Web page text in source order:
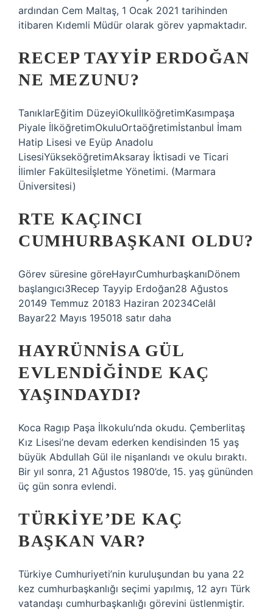
ardından Cem Maltaş, 1 Ocak 2021 tarihinden
itibaren Kıdemli Müdür olarak görev yapmaktadır.
RECEP TAYYIP ERDOĞAN
NE MEZUNU?
TanıklarEğitim DüzeyiOkulİlköğretimKasımpaşa
Piyale İlköğretimOkuluOrtaöğretimİstanbul İmam
Hatip Lisesi ve Eyüp Anadolu
LisesiYükseköğretimAksaray İktisadi ve Ticari
İlimler Fakültesiİşletme Yönetimi. (Marmara
Üniversitesi)
RTE KAÇINCI
CUMHURBAŞKANI OLDU?
Görev süresine göreHayırCumhurbaşkanıDönem
başlangıcı3Recep Tayyip Erdoğan28 Ağustos
20149 Temmuz 20183 Haziran 20234Celâl
Bayar22 Mayıs 195018 satır daha
HAYRÜNNISA GÜL
EVLENDIĞINDE KAÇ
YAŞINDAYDI?
Koca Ragıp Paşa İlkokulu’nda okudu. Çemberlitaş
Kız Lisesi’ne devam ederken kendisinden 15 yaş
büyük Abdullah Gül ile nişanlandı ve okulu bıraktı.
Bir yıl sonra, 21 Ağustos 1980’de, 15. yaş gününden
üç gün sonra evlendi.
TÜRKIYE’DE KAÇ
BAŞKAN VAR?
Türkiye Cumhuriyeti’nin kuruluşundan bu yana 22
kez cumhurbaşkanlığı seçimi yapılmış, 12 ayrı Türk
vatandaşı cumhurbaşkanlığı görevini üstlenmiştir.